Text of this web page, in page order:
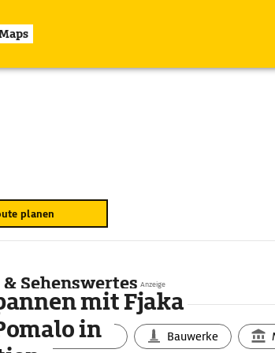
planen
Sehenswertes
Landschaft Bauwerke
Anzeige
mit Fjaka
in